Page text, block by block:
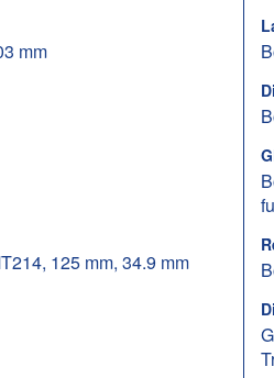
mm
125 mm, 34.9 mm